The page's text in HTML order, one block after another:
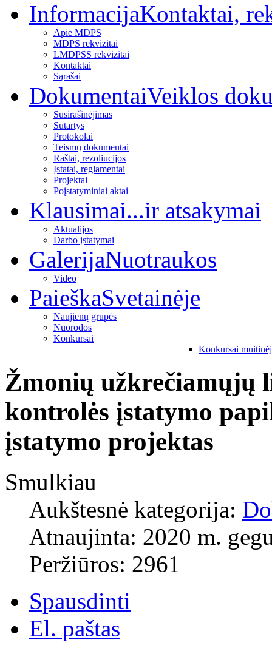
InformacijaKontaktai,
Apie MDPS
MDPS rekvizitai
LMDPSS rekvizitai
Kontaktai
Sąrašai
DokumentaiVeiklos
Susirašinėjimas
Sutartys
Protokolai
Teismų dokumentai
Raštai, rezoliucijos
Įstatai, reglamentai
Projektai
Poįstatyminiai aktai
Klausimai...ir atsakymai
Aktualijos
Darbo įstatymai
GalerijaNuotraukos
Video
PaieškaSvetainėje
Naujienų grupės
Nuorodos
Konkursai
Konkursai
Žmonių užkrečiamųjų
kontrolės įstatymo
įstatymo projektas
Smulkiau
Aukštesnė kategorija:
Atnaujinta: 2020 m.
Peržiūros: 2961
Spausdinti
El. paštas